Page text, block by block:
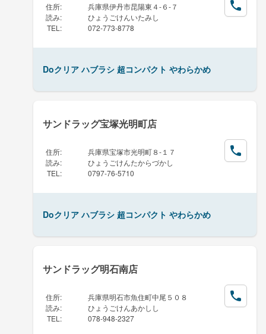
住所:
兵庫県伊丹市昆陽東４-６-７
読み:
ひょうごけんいたみし
TEL : 072-773-8778
Doクリア ハブラシ 超コンパクト やわらかめ
サンドラッグ宝塚光明町店
住所:
兵庫県宝塚市光明町８-１７
読み:
ひょうごけんたからづかし
TEL : 0797-76-5710
Doクリア ハブラシ 超コンパクト やわらかめ
サンドラッグ明石南店
住所:
兵庫県明石市魚住町中尾５０８
読み:
ひょうごけんあかしし
TEL : 078-948-2327